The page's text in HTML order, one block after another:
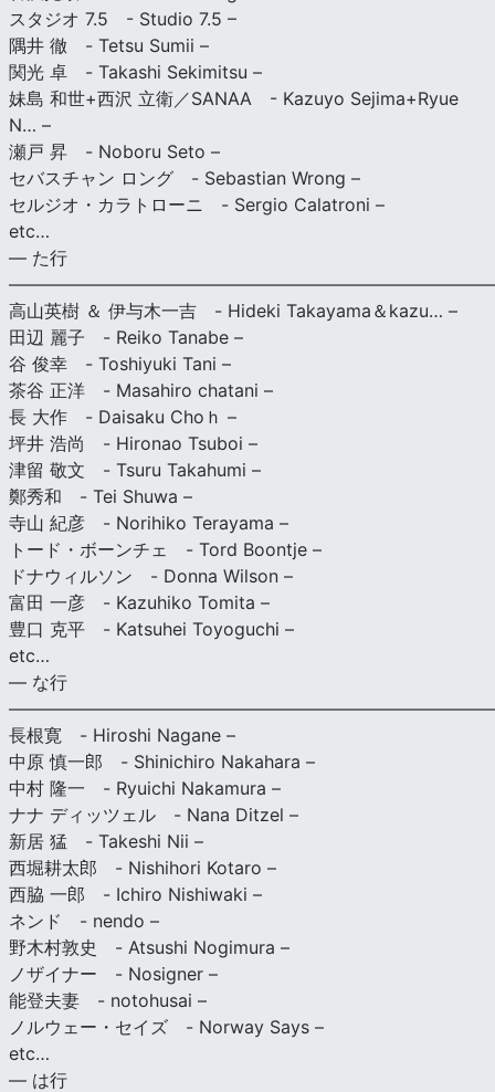
スタジオ 7.5 - Studio 7.5 –
隅井 徹 - Tetsu Sumii –
関光 卓 - Takashi Sekimitsu –
妹島 和世+西沢 立衛／SANAA - Kazuyo Sejima+Ryue
N… –
瀬戸 昇 - Noboru Seto –
セバスチャン ロング - Sebastian Wrong –
セルジオ・カラトローニ - Sergio Calatroni –
etc…
— た行
高山英樹 ＆ 伊与木一吉 - Hideki Takayama＆kazu… –
田辺 麗子 - Reiko Tanabe –
谷 俊幸 - Toshiyuki Tani –
茶谷 正洋 - Masahiro chatani –
長 大作 - Daisaku Choｈ –
坪井 浩尚 - Hironao Tsuboi –
津留 敬文 - Tsuru Takahumi –
鄭秀和 - Tei Shuwa –
寺山 紀彦 - Norihiko Terayama –
トード・ボーンチェ - Tord Boontje –
ドナウィルソン - Donna Wilson –
富田 一彦 - Kazuhiko Tomita –
豊口 克平 - Katsuhei Toyoguchi –
etc…
— な行
長根寛 - Hiroshi Nagane –
中原 慎一郎 - Shinichiro Nakahara –
中村 隆一 - Ryuichi Nakamura –
ナナ ディッツェル - Nana Ditzel –
新居 猛 - Takeshi Nii –
西堀耕太郎 - Nishihori Kotaro –
西脇 一郎 - Ichiro Nishiwaki –
ネンド - nendo –
野木村敦史 - Atsushi Nogimura –
ノザイナー - Nosigner –
能登夫妻 - notohusai –
ノルウェー・セイズ - Norway Says –
etc…
— は行